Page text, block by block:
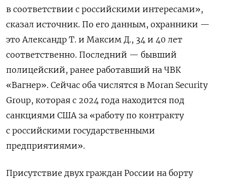
в соответствии с российскими интересами»,
сказал источник. По его данным, охранники —
это Александр Т. и Максим Д., 34 и 40 лет
соответственно. Последний — бывший
полицейский, ранее работавший на ЧВК
«Вагнер». Сейчас оба числятся в Moran Security
Group, которая c 2024 года находится под
санкциями США за «работу по контракту
с российскими государственными
предприятиями».
Присутствие двух граждан России на борту